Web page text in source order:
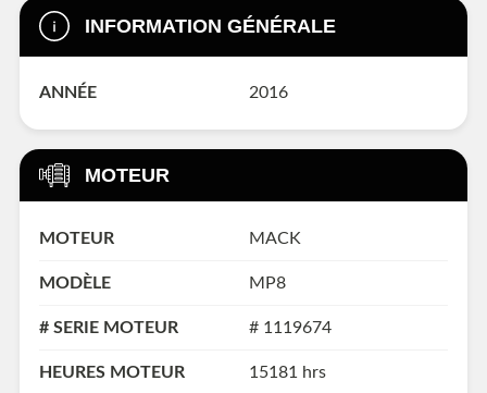
INFORMATION GÉNÉRALE
ANNÉE 2016
MOTEUR
MOTEUR MACK
MODÈLE MP8
# SERIE MOTEUR # 1119674
HEURES MOTEUR 15181 hrs